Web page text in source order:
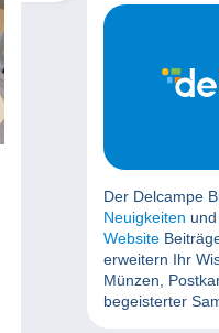
Der Delcampe
Neuigkeiten und
Website
erweitern Ihr
Münzen,
begeisterter